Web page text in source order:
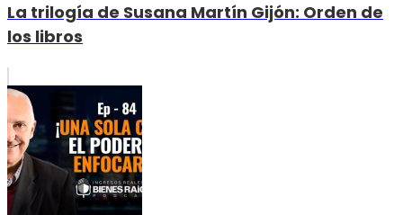
La trilogía de Susana Martín Gijón: Orden de
los libros